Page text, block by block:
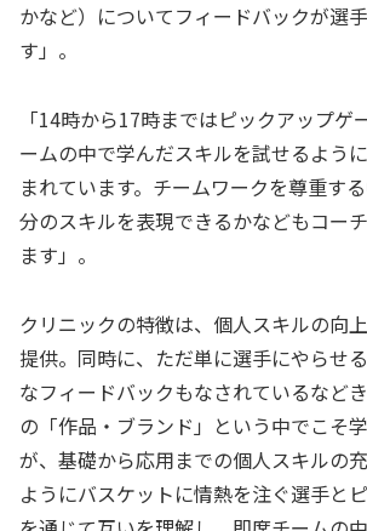
かなど）についてフィードバックが選
す」。
「14時から17時まではピックアップゲ
ームの中で学んだスキルを試せるよう
まれています。チームワークを尊重す
分のスキルを表現できるかなどもコー
ます」。
クリニックの特徴は、個人スキルの向
提供。同時に、ただ単に選手にやらせ
なフィードバックもなされているなど
の「作品・ブランド」という中でこそ
が、基礎から応用までの個人スキルの
ようにバスケットに情熱を注ぐ選手と